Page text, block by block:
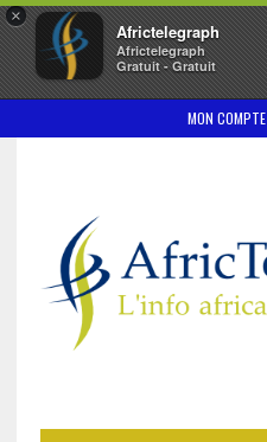
×
Africtelegraph
Africtelegraph
Gratuit - Gratuit
MON COMPTE